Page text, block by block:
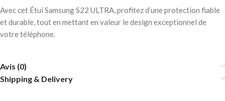
Avec cet Étui Samsung S22 ULTRA, profitez d’une protection fiable
et durable, tout en mettant en valeur le design exceptionnel de
votre téléphone.
Avis (0)
Shipping & Delivery